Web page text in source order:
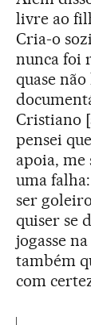
livre ao
Cria-o
nunca foi
quase
Cristiano
pensei
apoia, me
uma
ser
quiser se
jogasse
também
com